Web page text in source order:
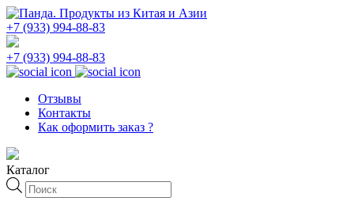
+7 (933) 994-88-83
+7 (933) 994-88-83
Отзывы
Контакты
Как оформить заказ ?
Каталог
Поиск
товаров